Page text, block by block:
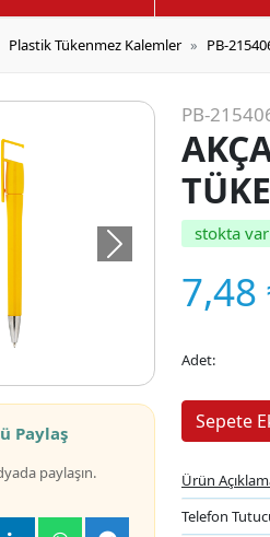
Plastik Tükenmez Kalemler PB-
Sonraki
Paylaş
paylaşın.
PB-
stokta var
7,48
Adet:
Ürün
Telefon